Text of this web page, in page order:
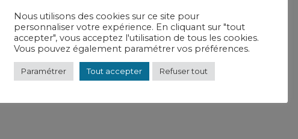
Nous utilisons des cookies sur ce site pour
personnaliser votre expérience. En cliquant sur "tout
accepter", vous acceptez l'utilisation de tous les cookies.
Vous pouvez également paramétrer vos préférences.
Paramétrer Tout accepter Refuser tout